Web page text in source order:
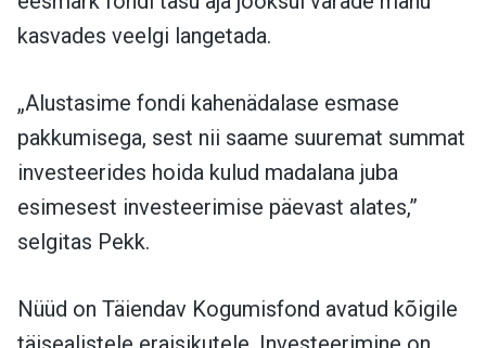
kasvades veelgi langetada.
„Alustasime fondi kahenädalase esmase
pakkumisega, sest nii saame suuremat summat
investeerides hoida kulud madalana juba
esimesest investeerimise päevast alates,”
selgitas Pekk.
Nüüd on Täiendav Kogumisfond avatud kõigile